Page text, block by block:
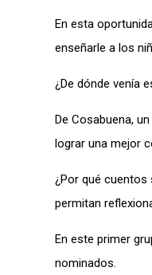
En esta
enseñarle a los
¿De dónde venía
De Cosabuena,
lograr una mejor
¿Por qué cuentos
permitan
En este primer
nominados.